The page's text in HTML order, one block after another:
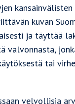
kuvan
ja täyttää
valvonnasta,
tai
velvollisia